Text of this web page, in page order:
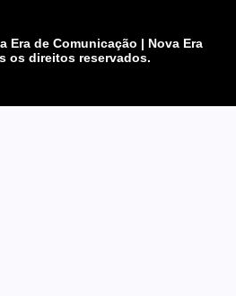
Era de Comunicação | Nova Era
os direitos reservados.